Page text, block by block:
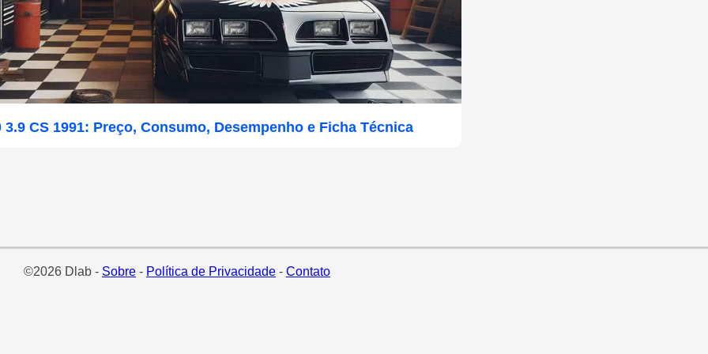
3.9 CS 1991: Preço, Consumo, Desempenho e Ficha Técnica
©2026 Dlab - Sobre- Política de Privacidade- Contato